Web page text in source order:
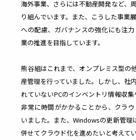
ティ
向上​
資
産
a
a
海外事業、さらには不動産開発など、
り組んでいます。また、こうした事業
への配慮、ガバナンスの強化にも注
業の推進を目指しています。
熊谷組はこれまで、オンプレミス型の
産管理を行っていました。しかし、社
れていないPCのインベントリ情報収
非常に時間がかかることから、クラ
いました。また、Windowsの更新管理
併せてクラウド化を進めたいと考えて